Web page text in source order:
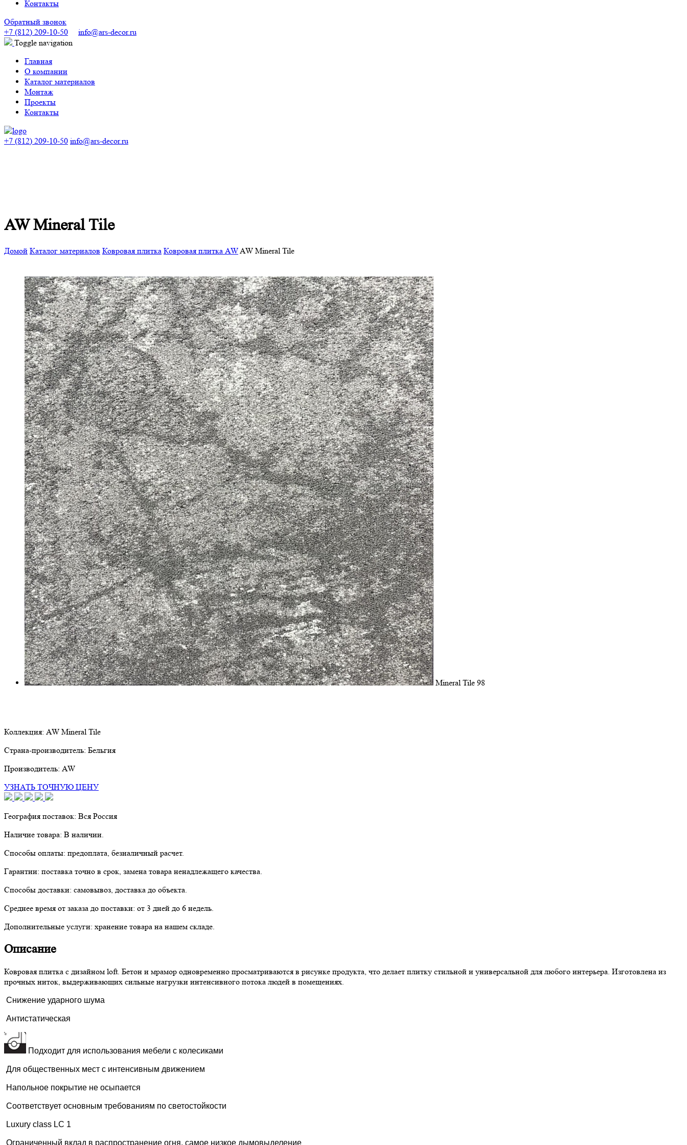
Контакты
Обратный звонок
+7 (812) 209-10-50
info@ars-decor.ru
Toggle navigation
Главная
О компании
Каталог материалов
Монтаж
Проекты
Контакты
+7 (812) 209-10-50 info@ars-decor.ru
AW Mineral Tile
Домой Каталог материалов Ковровая плитка Ковровая плитка AWAW Mineral Tile
Mineral Tile 98
Коллекция: AW Mineral Tile
Страна-производитель: Бельгия
Производитель: AW
УЗНАТЬ ТОЧНУЮ ЦЕНУ
География поставок: Вся Россия
Наличие товара: В наличии.
Способы оплаты: предоплата, безналичный расчет.
Гарантии: поставка точно в срок, замена товара ненадлежащего качества.
Способы доставки: самовывоз, доставка до объекта.
Среднее время от заказа до поставки: от 3 дней до 6 недель.
Дополнительные услуги: хранение товара на нашем складе.
Описание
Ковровая плитка с дизайном loft. Бетон и мрамор одновременно просматриваются в рисунке продукта, что делает плитку стильной и универсальной для любого интерьера. Изготовлена из
прочных ниток, выдерживающих сильные нагрузки интенсивного потока людей в помещениях.
Снижение ударного шума
Антистатическая
Подходит для использования мебели с колесиками
Для общественных мест с интенсивным движением
Напольное покрытие не осыпается
Соответствует основным требованиям по светостойкости
Luxury class LC 1
Ограниченный вклад в распространение огня, самое низкое дымовыделение